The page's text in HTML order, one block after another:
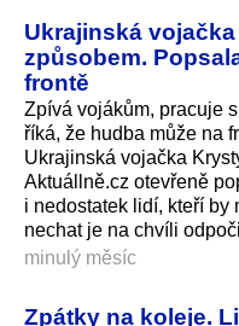
Ukrajinská
způsobem.
frontě
Zpívá vojákům, pracuje
říká, že hudba může na
Ukrajinská vojačka
Aktuállně.cz otevřeně
i nedostatek lidí, kteří by
nechat je na chvíli
minulý měsíc
Zpátky na koleje.